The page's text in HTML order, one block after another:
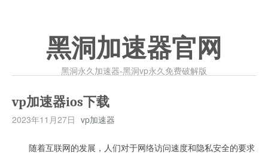
黑洞加速器官网
黑洞永久加速器-黑洞vp永久免费破解版
vp加速器ios下载
2023年11月27日 vp加速器
随着互联网的发展，人们对于网络访问速度和隐私安全的要求